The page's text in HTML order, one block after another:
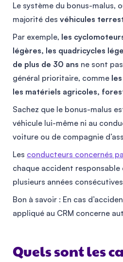
Le système du bonus-malus,
majorité des véhicules
Par exemple, les
légères, les quadricycles
de plus de 30 ans ne sont
général prioritaire, comme
les matériels agricoles,
Sachez que le bonus-malus
véhicule lui-même ni au
voiture ou de compagnie
Les conducteurs concernés
chaque accident
plusieurs années
Bon à savoir : En cas
appliqué au CRM concerne
Quels sont les